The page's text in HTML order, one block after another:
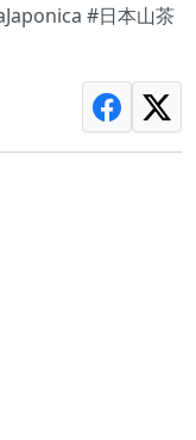
#日本山茶